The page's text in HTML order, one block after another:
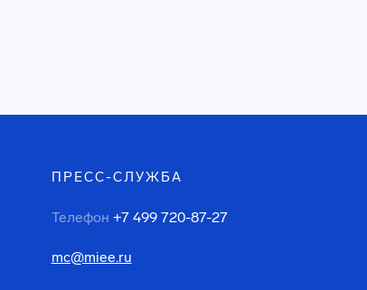
ПРЕСС-СЛУЖБА
Телефон +7 499 720-87-27
mc@miee.ru